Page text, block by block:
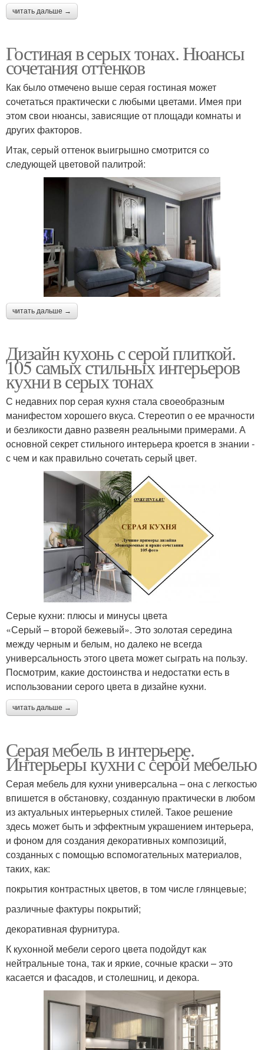
читать дальше →
Гостиная в серых тонах. Нюансы
сочетания оттенков
Как было отмечено выше серая гостиная может
сочетаться практически с любыми цветами. Имея при
этом свои нюансы, зависящие от площади комнаты и
других факторов.
Итак, серый оттенок выигрышно смотрится со
следующей цветовой палитрой:
читать дальше →
Дизайн кухонь с серой плиткой.
105 самых стильных интерьеров
кухни в серых тонах
С недавних пор серая кухня стала своеобразным
манифестом хорошего вкуса. Стереотип о ее мрачности
и безликости давно развеян реальными примерами. А
основной секрет стильного интерьера кроется в знании ‑
с чем и как правильно сочетать серый цвет.
Серые кухни: плюсы и минусы цвета
«Серый – второй бежевый». Это золотая середина
между черным и белым, но далеко не всегда
универсальность этого цвета может сыграть на пользу.
Посмотрим, какие достоинства и недостатки есть в
использовании серого цвета в дизайне кухни.
читать дальше →
Серая мебель в интерьере.
Интерьеры кухни с серой мебелью
Серая мебель для кухни универсальна – она с легкостью
впишется в обстановку, созданную практически в любом
из актуальных интерьерных стилей. Такое решение
здесь может быть и эффектным украшением интерьера,
и фоном для создания декоративных композиций,
созданных с помощью вспомогательных материалов,
таких, как:
покрытия контрастных цветов, в том числе глянцевые;
различные фактуры покрытий;
декоративная фурнитура.
К кухонной мебели серого цвета подойдут как
нейтральные тона, так и яркие, сочные краски – это
касается и фасадов, и столешниц, и декора.